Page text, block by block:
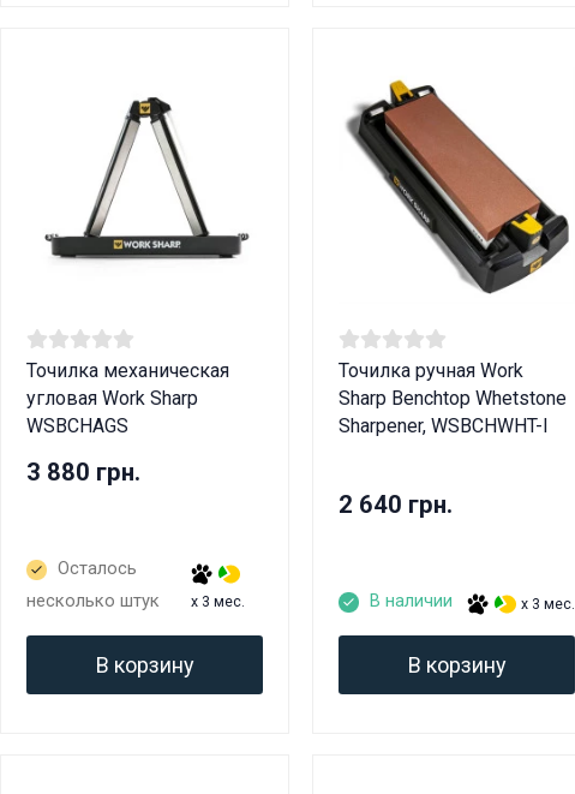
Точилка механическая
угловая Work Sharp
WSBCHAGS
3 880 грн.
Осталось
несколько штук
x 3 мес.
В корзину
Точилка ручная Work
Sharp Benchtop Whetstone
Sharpener, WSBCHWHT-I
2 640 грн.
В наличии x 3 мес.
В корзину
лицам, достигшим 18 лет!
Вам исполнилось 18 лет?